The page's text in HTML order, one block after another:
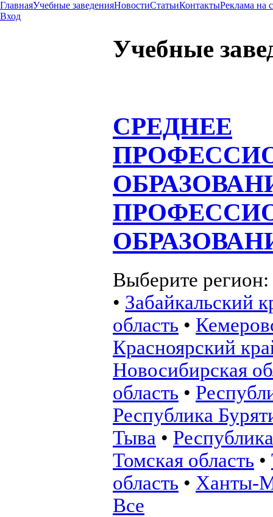
ГлавнаяУчебные заведенияНовостиСтатьиКонтактыРеклама на
Вход
Учебные
СРЕДНЕЕ
Выберите регион:
• Забайкальский
область •
Красноярский
Новосибирская
область •
Республика
Тыва •
Томская область •
область • Ханты-
Все